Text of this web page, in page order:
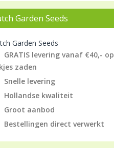
Garden Seeds
Garden Seeds
GRATIS levering vanaf €40,- op
zaden
Snelle levering
Hollandse kwaliteit
Groot aanbod
Bestellingen direct verwerkt